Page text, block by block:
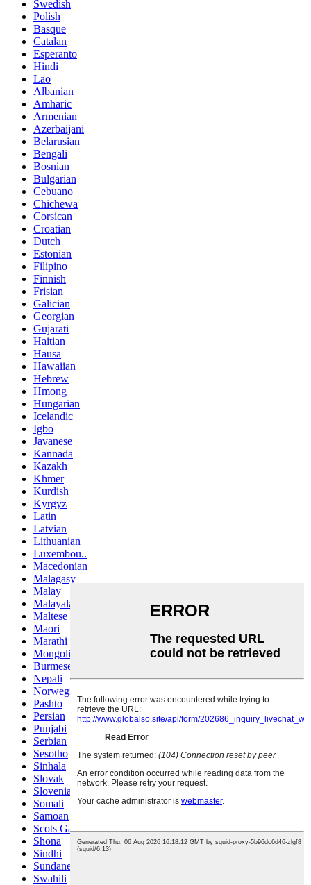
Swedish
Polish
Basque
Catalan
Esperanto
Hindi
Lao
Albanian
Amharic
Armenian
Azerbaijani
Belarusian
Bengali
Bosnian
Bulgarian
Cebuano
Chichewa
Corsican
Croatian
Dutch
Estonian
Filipino
Finnish
Frisian
Galician
Georgian
Gujarati
Haitian
Hausa
Hawaiian
Hebrew
Hmong
Hungarian
Icelandic
Igbo
Javanese
Kannada
Kazakh
Khmer
Kurdish
Kyrgyz
Latin
Latvian
Lithuanian
Luxembou..
Macedonian
Malagasy
Malay
Malayalam
Maltese
Maori
Marathi
Mongolian
Burmese
Nepali
Norwegian
Pashto
Persian
Punjabi
Serbian
Sesotho
Sinhala
Slovak
Slovenian
Somali
Samoan
Scots Gaelic
Shona
Sindhi
Sundanese
Swahili